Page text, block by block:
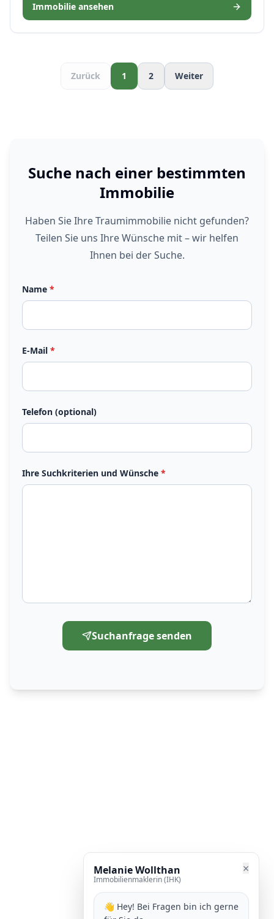
Immobilie ansehen
Zurück 1 2 Weiter
Suche nach einer bestimmten
Immobilie
Haben Sie Ihre Traumimmobilie nicht gefunden?
Teilen Sie uns Ihre Wünsche mit – wir helfen
Ihnen bei der Suche.
Name *
E-Mail *
Telefon (optional)
Ihre Suchkriterien und Wünsche *
Suchanfrage senden